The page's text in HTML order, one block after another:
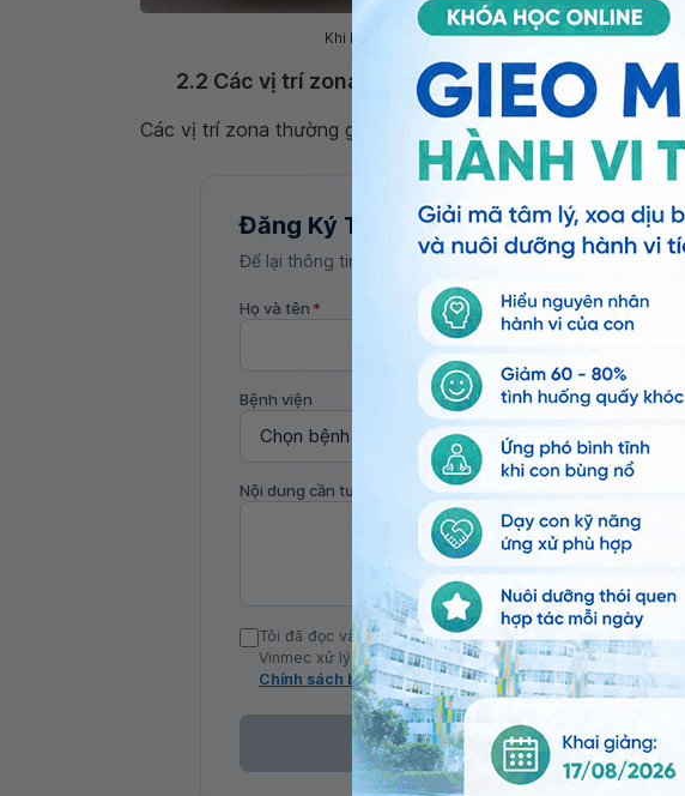
Khi bị zona, trên bề mặt da của trẻ sẽ xuất hiện mụn
2.2 Các vị trí zona thường gặp
Các vị trí zona thường gặp trên mặt trẻ là: tai, mắt, miệng.
Đăng Ký Tư Vấn
Để lại thông tin, bác sĩ Vinmec sẽ liên hệ tư vấn trong
Họ và tên * Số điện thoại
Bệnh viện
Nội dung cần tư vấn
Tôi đã đọc và đồng ý với Chính sách bảo vệ dữ liệu cá
Vinmec xử lý DLCN của tôi theo quy định của pháp luật về
Chính sách bảo mật
Đăng Ký